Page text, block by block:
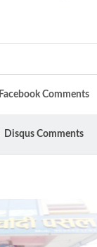
Facebook Comments
Disqus Comments